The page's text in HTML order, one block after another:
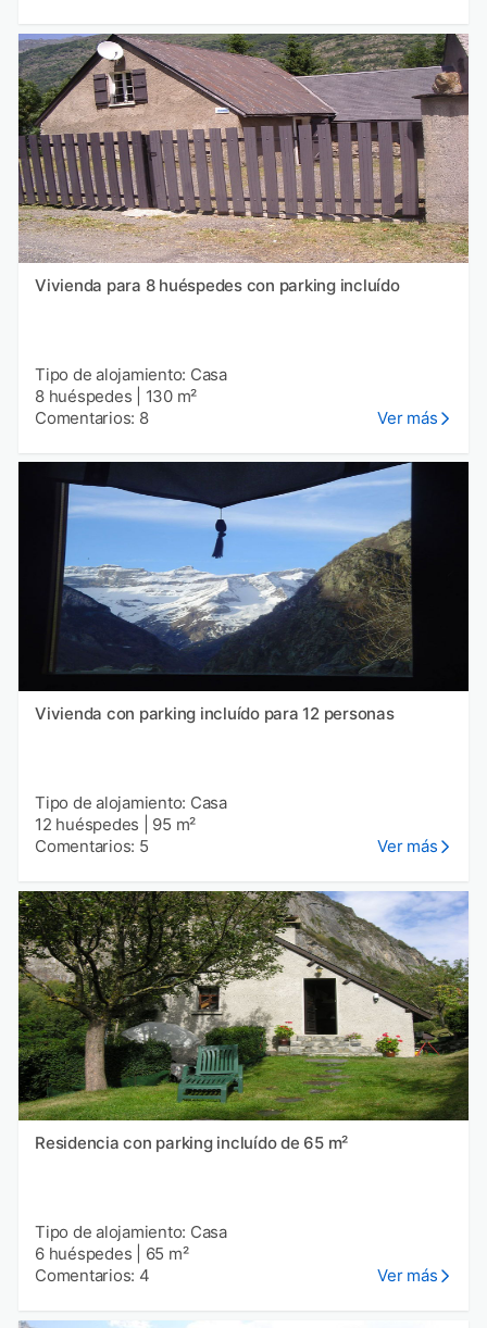
Vivienda para 8 huéspedes con parking incluído
Tipo de alojamiento: Casa
8 huéspedes
130 m²
Comentarios: 8
Ver más
Vivienda con parking incluído para 12 personas
Tipo de alojamiento: Casa
12 huéspedes
95 m²
Comentarios: 5
Ver más
Residencia con parking incluído de 65 m²
Tipo de alojamiento: Casa
6 huéspedes
65 m²
Comentarios: 4
Ver más